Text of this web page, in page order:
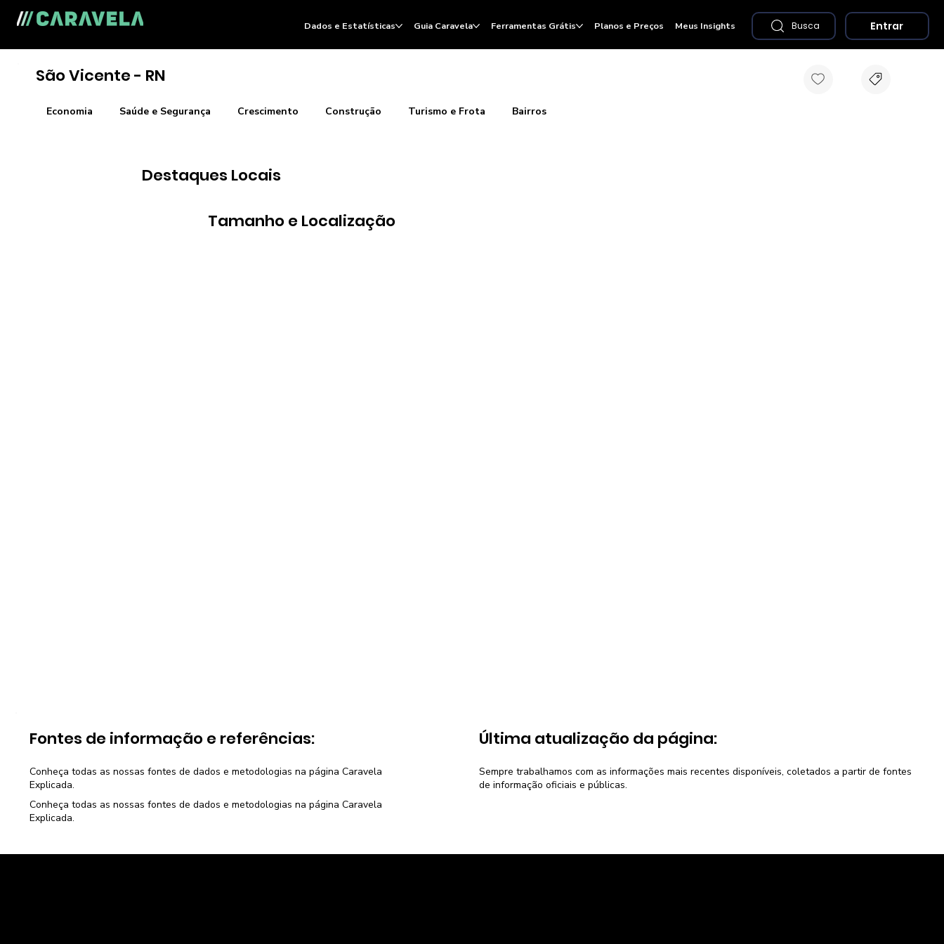
Tamanho e Localização
Destaques Locais
Fontes de informação e referências: Última atualização da página:
Sempre trabalhamos com as informações mais recentes disponíveis, coletados a partir de fontes
de informação oficiais e públicas.
Conheça todas as nossas fontes de dados e metodologias na página Caravela
Explicada.
Conheça todas as nossas fontes de dados e metodologias na página Caravela
Explicada.
Economia Saúde e Segurança Crescimento Construção Turismo e Frota Bairros
São Vicente - RN
Dados e Estatísticas Guia Caravela Ferramentas Grátis Planos e Preços Meus Insights Busca Entrar